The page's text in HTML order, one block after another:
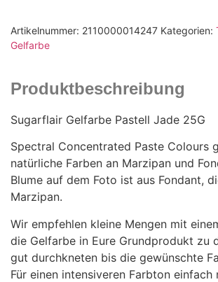
Artikelnummer: 2110000014247 Kategorien:
Gelfarbe
Produktbeschreibung
Sugarflair Gelfarbe Pastell Jade 25G
Spectral Concentrated Paste Colours
natürliche Farben an Marzipan und
Blume auf dem Foto ist aus Fondant,
Marzipan.
Wir empfehlen kleine Mengen mit
die Gelfarbe in Eure Grundprodukt zu
gut durchkneten bis die gewünschte
Für einen intensiveren Farbton einfach